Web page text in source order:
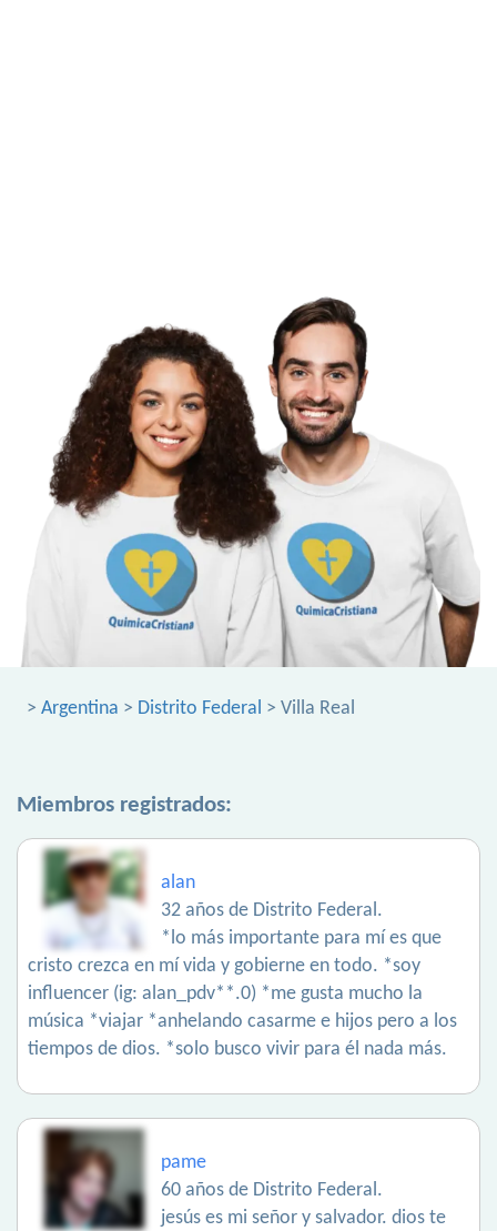
> Argentina > Distrito Federal > Villa Real
Miembros registrados:
alan
32 años de Distrito Federal.
*lo más importante para mí es que
cristo crezca en mí vida y gobierne en todo. *soy
influencer (ig: alan_pdv**.0) *me gusta mucho la
música *viajar *anhelando casarme e hijos pero a los
tiempos de dios. *solo busco vivir para él nada más.
pame
60 años de Distrito Federal.
jesús es mi señor y salvador. dios te